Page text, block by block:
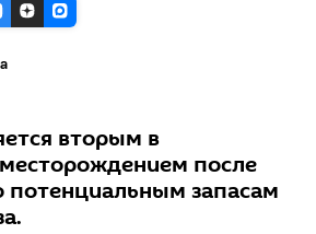
вторым в
после
запасам